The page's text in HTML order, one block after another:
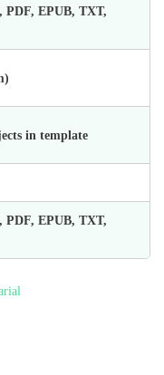
PDF, EPUB, TXT,
in template
PDF, EPUB, TXT,